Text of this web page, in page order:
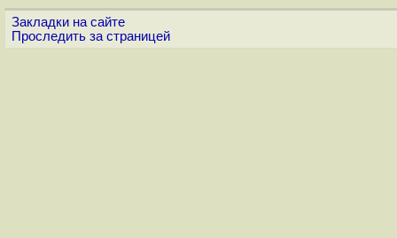
Закладки на сайте
Проследить за страницей